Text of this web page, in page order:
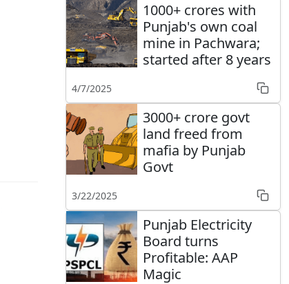
1000+ crores with
Punjab's own coal
mine in Pachwara;
started after 8 years
4/7/2025
3000+ crore govt
land freed from
mafia by Punjab
Govt
3/22/2025
Punjab Electricity
Board turns
Profitable: AAP
Magic